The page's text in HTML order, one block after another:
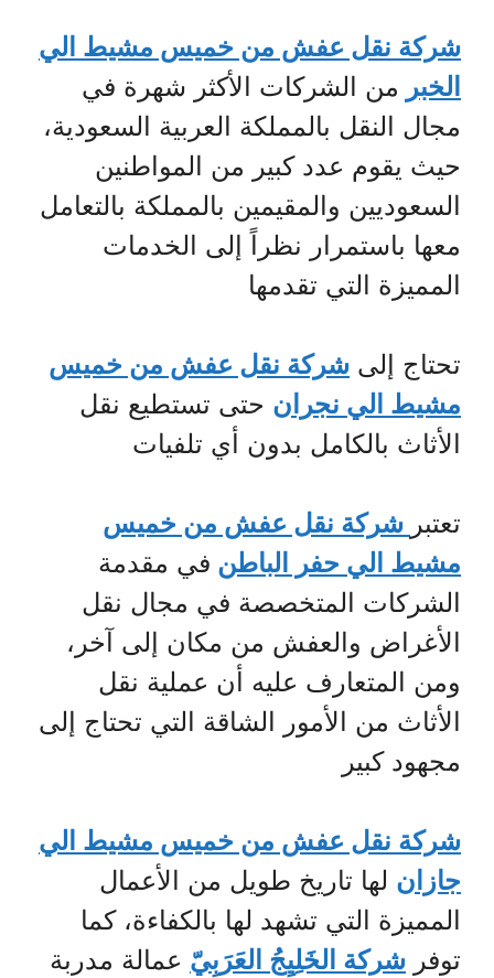
شركة نقل عفش من خميس مشيط الي
الخبر من الشركات الأكثر شهرة في
مجال النقل بالمملكة العربية السعودية،
حيث يقوم عدد كبير من المواطنين
السعوديين والمقيمين بالمملكة بالتعامل
معها باستمرار نظراً إلى الخدمات
المميزة التي تقدمها
تحتاج إلى شركة نقل عفش من خميس
مشيط الي نجران حتى تستطيع نقل
الأثاث بالكامل بدون أي تلفيات
تعتبر شركة نقل عفش من خميس
مشيط الي حفر الباطن في مقدمة
الشركات المتخصصة في مجال نقل
الأغراض والعفش من مكان إلى آخر،
ومن المتعارف عليه أن عملية نقل
الأثاث من الأمور الشاقة التي تحتاج إلى
مجهود كبير
شركة نقل عفش من خميس مشيط الي
جازان لها تاريخ طويل من الأعمال
المميزة التي تشهد لها بالكفاءة، كما
توفر شركة الخَلِيِجُ العَرَبِيّ عمالة مدربة